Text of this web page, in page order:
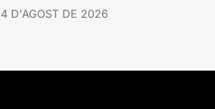
4 D'AGOST DE 2026